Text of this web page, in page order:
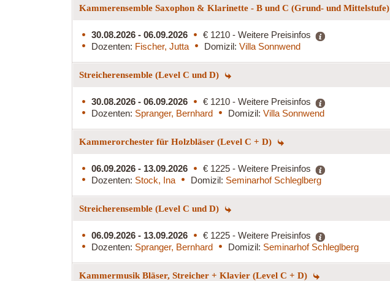
Kammerensemble Saxophon & Klarinette - B und C (Grund- und Mittelstufe)
30.08.2026 - 06.09.2026
€ 1210 - Weitere Preisinfos
Dozenten: Fischer, Jutta Domizil: Villa Sonnwend
Streicherensemble (Level C und D)
30.08.2026 - 06.09.2026
€ 1210 - Weitere Preisinfos
Dozenten: Spranger, Bernhard Domizil: Villa Sonnwend
Kammerorchester für Holzbläser (Level C + D)
06.09.2026 - 13.09.2026
€ 1225 - Weitere Preisinfos
Dozenten: Stock, Ina Domizil: Seminarhof Schleglberg
Streicherensemble (Level C und D)
06.09.2026 - 13.09.2026
€ 1225 - Weitere Preisinfos
Dozenten: Spranger, Bernhard Domizil: Seminarhof Schleglberg
Kammermusik Bläser, Streicher + Klavier (Level C + D)